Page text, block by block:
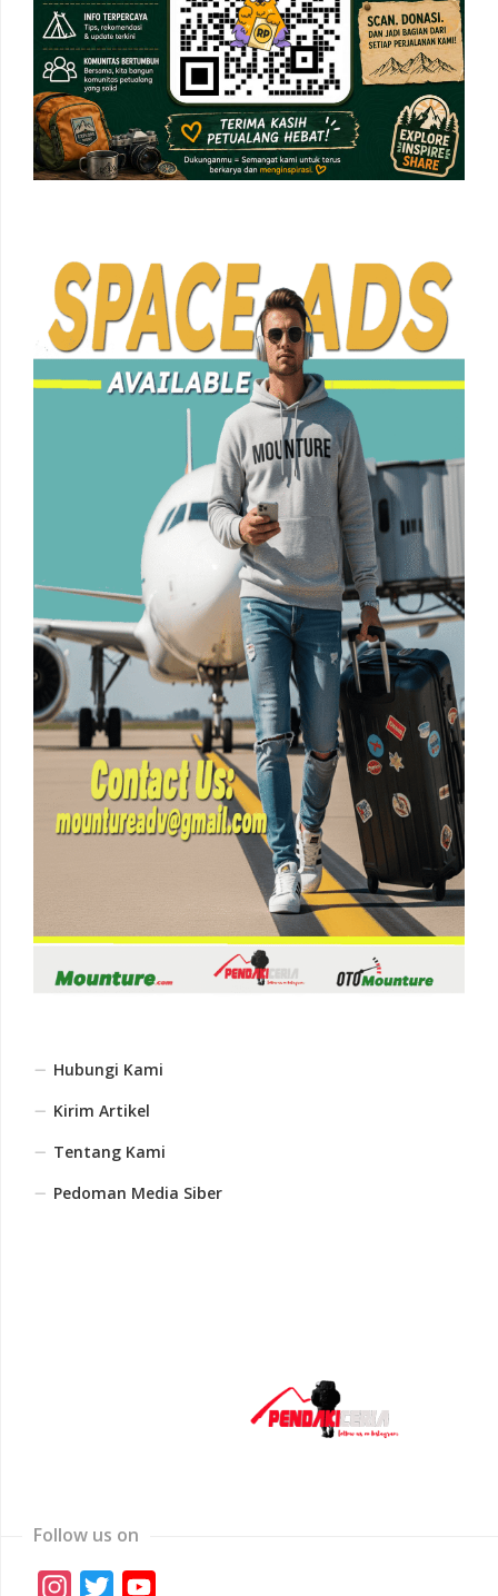
Hubungi Kami
Kirim Artikel
Tentang Kami
Pedoman Media Siber
Follow us on
Instagram
Twitter